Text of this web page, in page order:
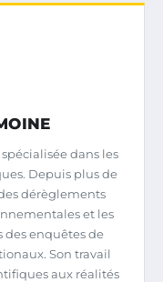
dans les
Depuis plus de
dérèglements
et les
des enquêtes de
Son travail
aux réalités